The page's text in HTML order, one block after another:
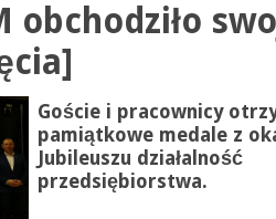
obchodziło
Goście i pracownicy
pamiątkowe medale z
Jubileuszu działalność
przedsiębiorstwa.